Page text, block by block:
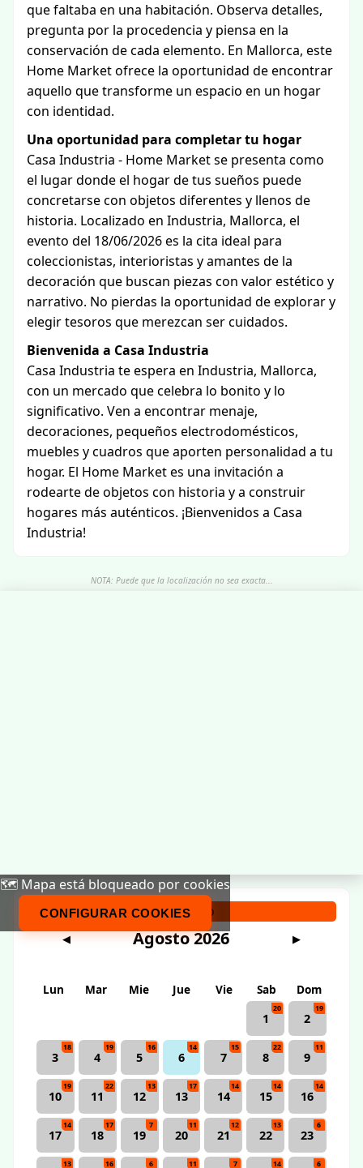
que faltaba en una habitación. Observa detalles,
pregunta por la procedencia y piensa en la
conservación de cada elemento. En Mallorca, este
Home Market ofrece la oportunidad de encontrar
aquello que transforme un espacio en un hogar
con identidad.
Una oportunidad para completar tu hogar
Casa Industria - Home Market se presenta como
el lugar donde el hogar de tus sueños puede
concretarse con objetos diferentes y llenos de
historia. Localizado en Industria, Mallorca, el
evento del 18/06/2026 es la cita ideal para
coleccionistas, interioristas y amantes de la
decoración que buscan piezas con valor estético y
narrativo. No pierdas la oportunidad de explorar y
elegir tesoros que merezcan ser cuidados.
Bienvenida a Casa Industria
Casa Industria te espera en Industria, Mallorca,
con un mercado que celebra lo bonito y lo
significativo. Ven a encontrar menaje,
decoraciones, pequeños electrodomésticos,
muebles y cuadros que aporten personalidad a tu
hogar. El Home Market es una invitación a
rodearte de objetos con historia y a construir
hogares más auténticos. ¡Bienvenidos a Casa
Industria!
NOTA: Puede que la localización no sea exacta...
🗺️ Mapa está bloqueado por cookies
CONFIGURAR COOKIES
Calendario
◀ Agosto 2026 ▶
Lun Mar Mie Jue Vie Sab
Dom
1
20
2
19
3
18
4
19
5
16
6
14
7
15
8
22
9
11
10
19
11
22
12
13
13
17
14
14
15
14
16
14
17
14
18
17
19
7
20
11
21
12
22
13
23
6
13 16 6 11 7 14 6